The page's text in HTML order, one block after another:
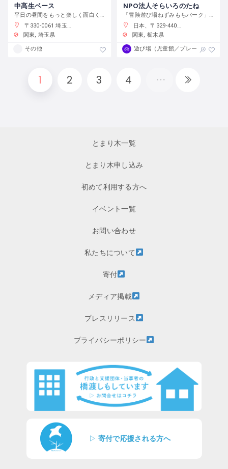
中高生ベース
平日の昼間をもっと楽しく面白く！
〒330-0061 埼玉県さいたま市浦和区常磐７丁目４−１ 埼玉りそな銀行さいたま研修センター
関東
埼玉県
その他
NPO法人そらいろのたね
「冒険遊び場ねずみもちパーク」で自分の責任で自由に遊ぼう
日本、〒329-4403 栃木県栃木市大平町蔵井２００１−２
関東
栃木県
遊び場（児童館／プレーパーク）
1 2 3 4
とまり木一覧
とまり木申し込み
初めて利用する方へ
イベント一覧
お問い合わせ
私たちについて
寄付
メディア掲載
プレスリリース
プライバシーポリシー
▷ 寄付で応援される方へ